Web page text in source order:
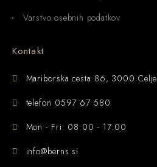
Varstvo osebnih podatkov
Kontakt
Mariborska cesta 86, 3000 Celje
telefon 0597 67 580
Mon - Fri: 08:00 - 17:00
info@berns.si